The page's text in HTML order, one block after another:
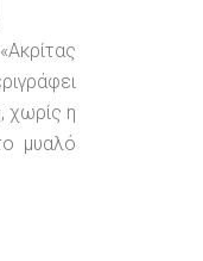
χωρίς η
μυαλό